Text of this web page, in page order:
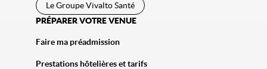
Le Groupe Vivalto Santé
PRÉPARER VOTRE VENUE
Faire ma préadmission
Prestations hôtelières et tarifs